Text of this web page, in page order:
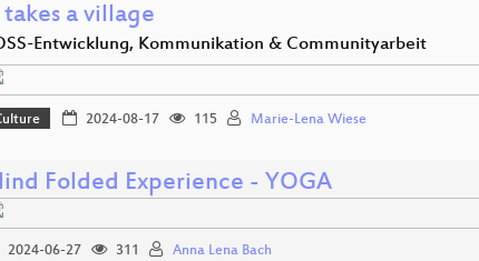
takes a village
Entwicklung, Kommunikation & Communityarbeit
2024-08-17 115 Marie-Lena Wiese
Folded Experience - YOGA
2024-06-27 311 Anna Lena Bach